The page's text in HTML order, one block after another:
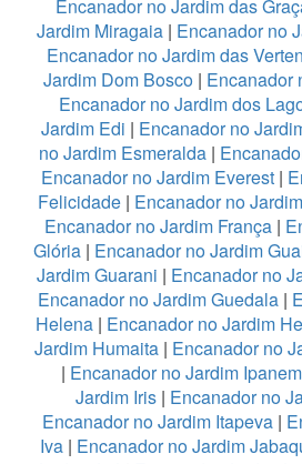
Encanador no Jardim das
Jardim Miragaia| Encanador no
Encanador no Jardim das
Jardim Dom Bosco| Encanador
Encanador no Jardim dos
Jardim Edi | Encanador no
no Jardim Esmeralda|
Encanador no Jardim Everest |
Felicidade | Encanador no
Encanador no Jardim França|
Glória | Encanador no Jardim
Jardim Guarani | Encanador no
Encanador no Jardim Guedala|
Helena | Encanador no Jardim
Jardim Humaita | Encanador no
| Encanador no Jardim
Jardim Iris| Encanador no
Encanador no Jardim Itapeva |
Iva| Encanador no Jardim